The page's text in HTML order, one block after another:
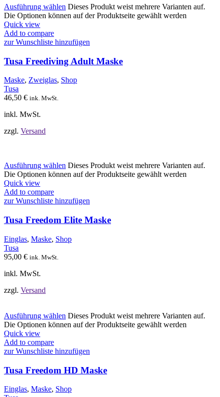
Ausführung wählen Dieses Produkt weist mehrere Varianten auf.
Die Optionen können auf der Produktseite gewählt werden
Quick view
Add to compare
zur Wunschliste hinzufügen
Tusa Freediving Adult Maske
Maske, Zweiglas, Shop
Tusa
46,50 € ink. MwSt.
inkl. MwSt.
zzgl. Versand
Ausführung wählen Dieses Produkt weist mehrere Varianten auf.
Die Optionen können auf der Produktseite gewählt werden
Quick view
Add to compare
zur Wunschliste hinzufügen
Tusa Freedom Elite Maske
Einglas, Maske, Shop
Tusa
95,00 € ink. MwSt.
inkl. MwSt.
zzgl. Versand
Ausführung wählen Dieses Produkt weist mehrere Varianten auf.
Die Optionen können auf der Produktseite gewählt werden
Quick view
Add to compare
zur Wunschliste hinzufügen
Tusa Freedom HD Maske
Einglas, Maske, Shop